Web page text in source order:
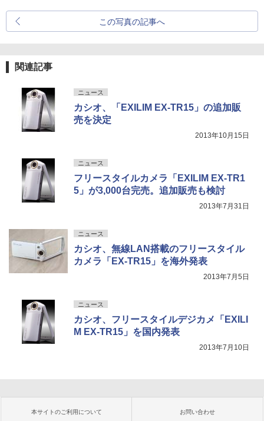
この写真の記事へ
関連記事
ニュース
カシオ、「EXILIM EX-TR15」の追加販
売を決定
2013年10月15日
ニュース
フリースタイルカメラ「EXILIM EX-TR1
5」が3,000台完売。追加販売も検討
2013年7月31日
ニュース
カシオ、無線LAN搭載のフリースタイル
カメラ「EX-TR15」を海外発表
2013年7月5日
ニュース
カシオ、フリースタイルデジカメ「EXILI
M EX-TR15」を国内発表
2013年7月10日
本サイトのご利用について お問い合わせ